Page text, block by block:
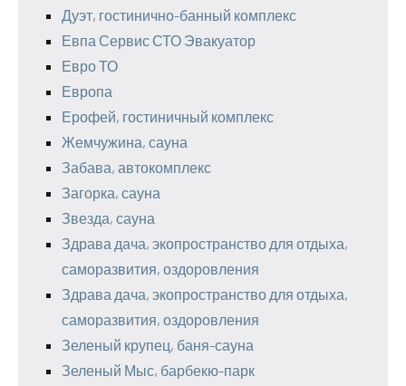
Дуэт, гостинично-банный комплекс
Евпа Сервис СТО Эвакуатор
Евро ТО
Европа
Ерофей, гостиничный комплекс
Жемчужина, сауна
Забава, автокомплекс
Загорка, сауна
Звезда, сауна
Здрава дача, экопространство для отдыха,
саморазвития, оздоровления
Здрава дача, экопространство для отдыха,
саморазвития, оздоровления
Зеленый крупец, баня-сауна
Зеленый Мыс, барбекю-парк